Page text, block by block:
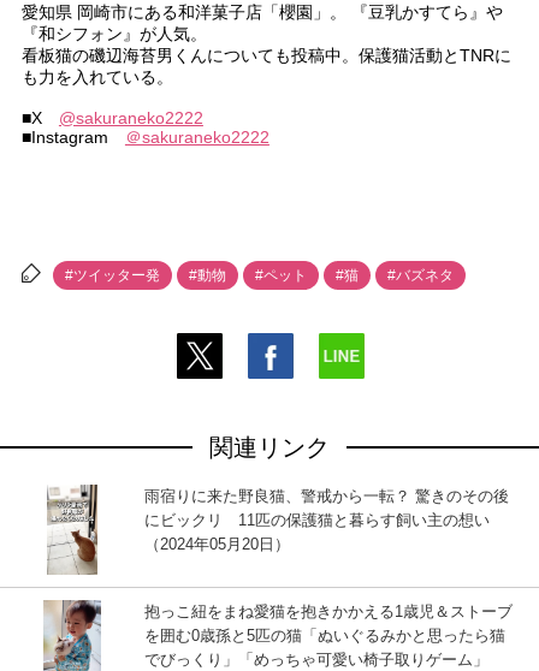
愛知県 岡崎市にある和洋菓子店「櫻園」。 『豆乳かすてら』
『和シフォン』が人気。
看板猫の磯辺海苔男くんについても投稿中。保護猫活動とTNRに
も力を入れている。
■X @sakuraneko2222
■Instagram
＠sakuraneko2222
#ツイッター発 #動物 #ペット #猫 #バズネタ
関連リンク
雨宿りに来た野良猫、警戒から一転？ 驚きのその後
にビックリ 11匹の保護猫と暮らす飼い主の想い
（2024年05月20日）
抱っこ紐をまね愛猫を抱きかかえる1歳児＆ストーブ
を囲む0歳孫と5匹の猫「ぬいぐるみかと思ったら猫
でびっくり」「めっちゃ可愛い椅子取りゲーム」